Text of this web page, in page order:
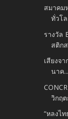
สมาคม
ทั่วโ
รางวัล
สติกส
เสียงจ
นาค...
วิกฤ
“หลงไ